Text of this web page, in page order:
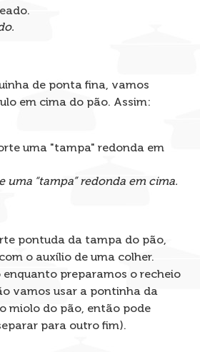
de ponta fina, vamos
em cima do pão. Assim:
uma “tampa” redonda em cima.
pontuda da tampa do pão,
o auxílio de uma colher.
enquanto preparamos o recheio
vamos usar a pontinha da
miolo do pão, então pode
para outro fim).